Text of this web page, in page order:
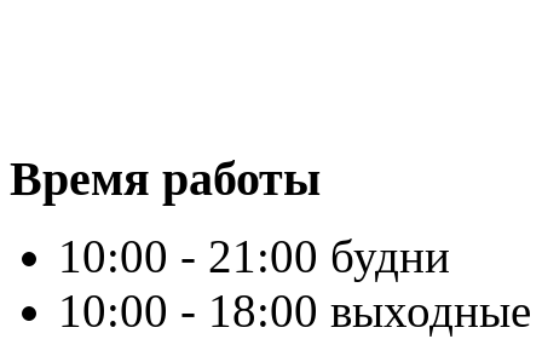
Время работы
10:00 - 21:00 будни
10:00 - 18:00 выходные